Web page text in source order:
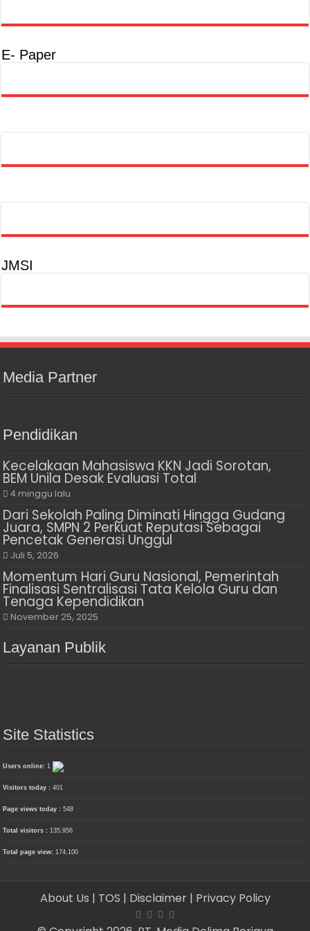
E- Paper
JMSI
Media Partner
Pendidikan
Kecelakaan Mahasiswa KKN Jadi Sorotan,
BEM Unila Desak Evaluasi Total
4 minggu lalu
Dari Sekolah Paling Diminati Hingga Gudang
Juara, SMPN 2 Perkuat Reputasi Sebagai
Pencetak Generasi Unggul
Juli 5, 2026
Momentum Hari Guru Nasional, Pemerintah
Finalisasi Sentralisasi Tata Kelola Guru dan
Tenaga Kependidikan
November 25, 2025
Layanan Publik
Site Statistics
Users online:1
Visitors today :401
Page views today :548
Total visitors :135,956
Total page view:174,100
About Us | TOS | Disclaimer | Privacy Policy